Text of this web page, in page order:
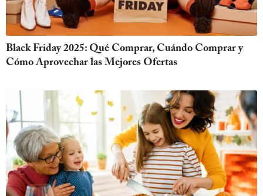
Black Friday 2025: Qué Comprar, Cuándo Comprar y
Cómo Aprovechar las Mejores Ofertas